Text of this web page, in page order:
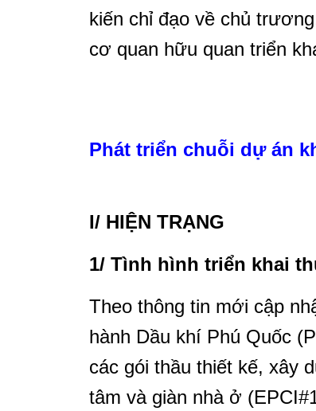
kiến chỉ đạo về chủ
cơ quan hữu quan triển
Phát triển chuỗi dự án
I/ HIỆN TRẠNG
1/ Tình hình triển khai
Theo thông tin mới cập
hành Dầu khí Phú Quốc
các gói thầu thiết kế, xây
tâm và giàn nhà ở